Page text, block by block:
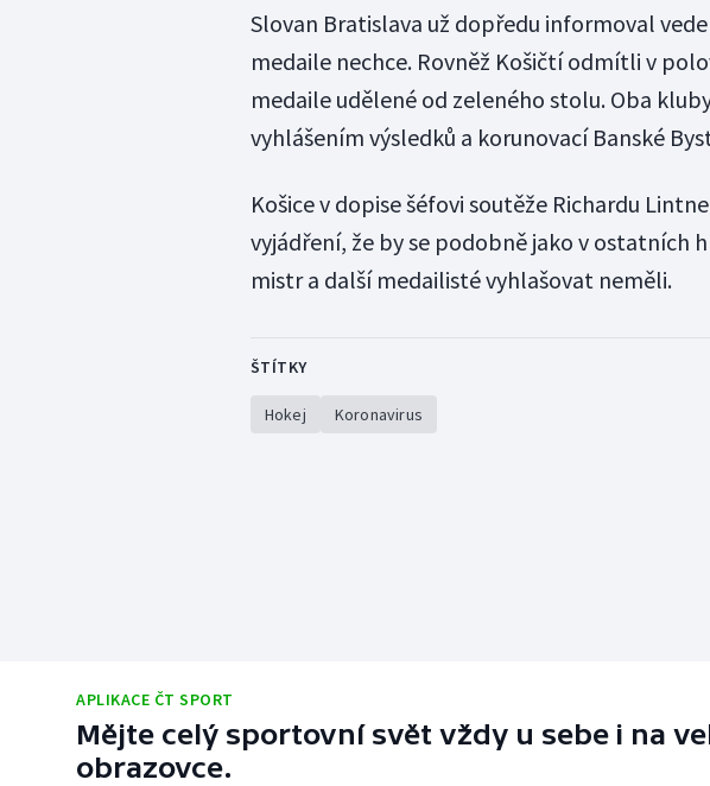
Slovan Bratislava už dopředu informoval
medaile nechce. Rovněž Košičtí odmítli v
medaile udělené od zeleného stolu. Oba
vyhlášením výsledků a korunovací Banské
Košice v dopise šéfovi soutěže Richardu
vyjádření, že by se podobně jako v ostatních
mistr a další medailisté vyhlašovat neměli.
ŠTÍTKY
Hokej Koronavirus
APLIKACE ČT SPORT
Mějte celý sportovní svět vždy u sebe i na
obrazovce.